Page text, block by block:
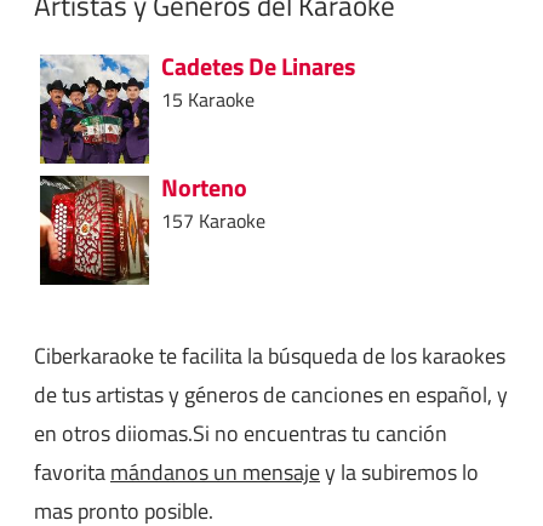
Cadetes De Linares
15 Karaoke
Norteno
157 Karaoke
Ciberkaraoke te facilita la búsqueda de los karaokes
de tus artistas y géneros de canciones en español, y
en otros diiomas.Si no encuentras tu canción
favoritamándanos un mensajey la subiremos lo
mas pronto posible.